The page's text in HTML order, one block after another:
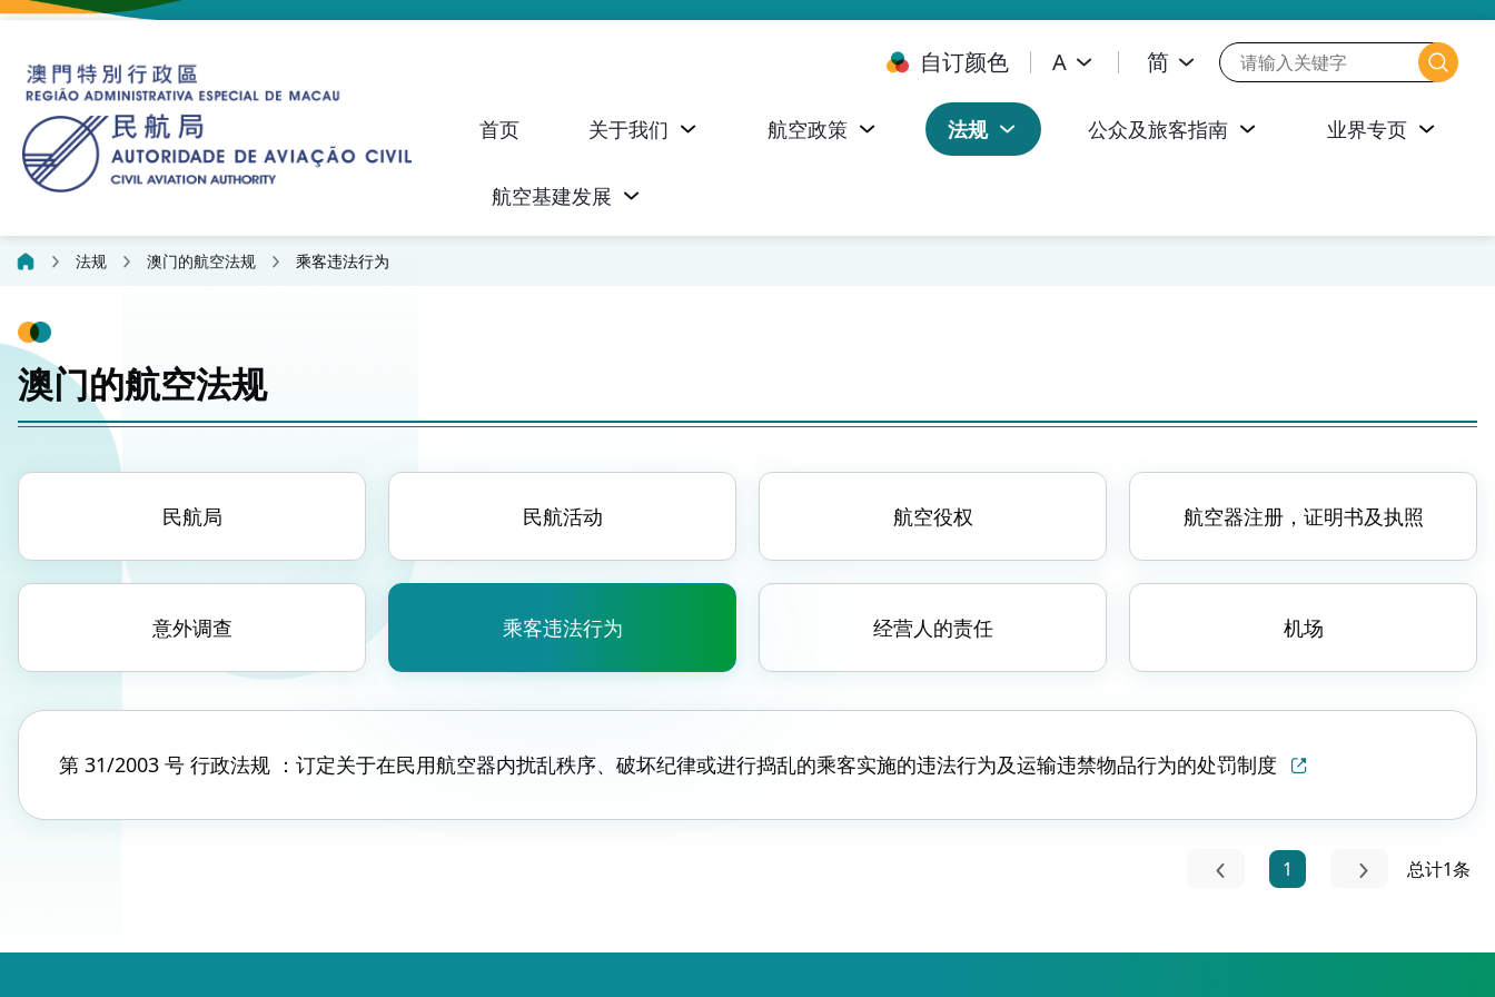
自订颜色 A 简
首页 关于我们 航空政策 法规 公众及旅客指南 业界专页
航空基建发展
法规 澳门的航空法规 乘客违法行为
澳门的航空法规
民航局 民航活动 航空役权 航空器注册，证明书及执照
意外调查 乘客违法行为 经营人的责任 机场
第 31/2003 号 行政法规 ：订定关于在民用航空器内扰乱秩序、破坏纪律或进行捣乱的乘客实施的违法行为及运输违禁物品行为的处罚制度
1 总计1条